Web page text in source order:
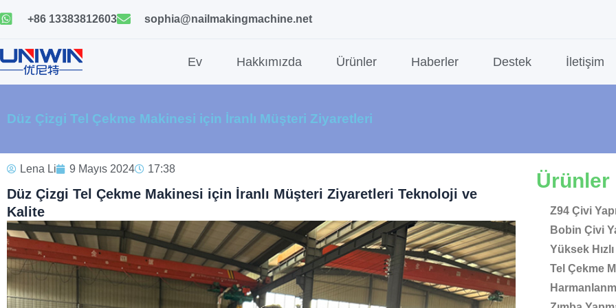
geç
+86 13383812603 sophia@nailmakingmachine.net
Ev Hakkımızda Ürünler Haberler Destek İletişim
Düz Çizgi Tel Çekme Makinesi için İranlı Müşteri Ziyaretleri
Lena Li 9 Mayıs 2024 17:38
Düz Çizgi Tel Çekme Makinesi için İranlı Müşteri Ziyaretleri Teknoloji ve
Kalite
Ürünler
Z94 Çivi
Bobin Çivi
Yüksek
Tel Çekme